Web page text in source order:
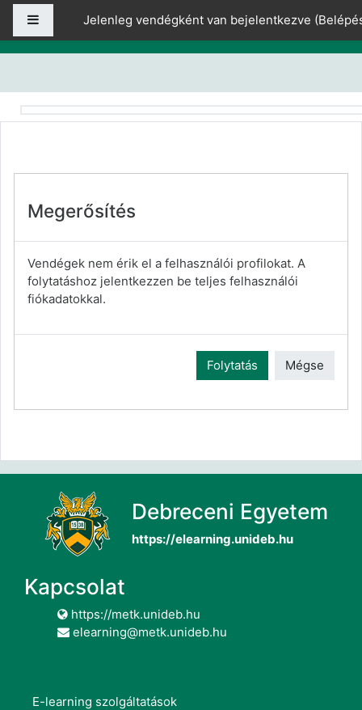
Tovább a fő tartalomhoz
OldalpanelJelenleg vendégként van bejelentkezve (
Megerősítés
Vendégek nem érik el a felhasználói profilokat. A
folytatáshoz jelentkezzen be teljes felhasználói
fiókadatokkal.
Folytatás Mégse
Debreceni Egyetem
https://elearning.unideb.hu
Kapcsolat
https://metk.unideb.hu
elearning@metk.unideb.hu
E-learning szolgáltatások